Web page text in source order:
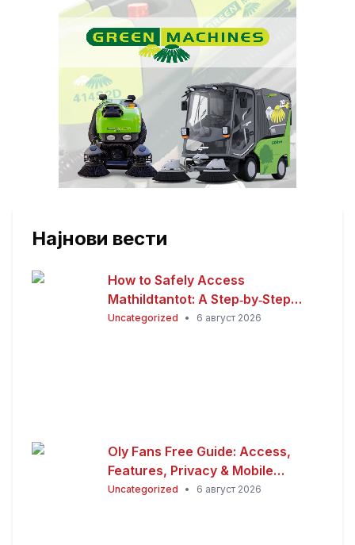
Најнови вести
How to Safely Access
Mathildtantot: A Step‑by‑Step
Premium Guide
Uncategorized • 6 август 2026
Oly Fans Free Guide: Access,
Features, Privacy & Mobile
Experience
Uncategorized • 6 август 2026